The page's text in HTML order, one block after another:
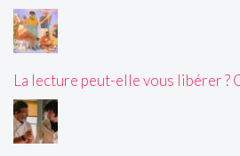
La lecture peut-elle vous libérer ?